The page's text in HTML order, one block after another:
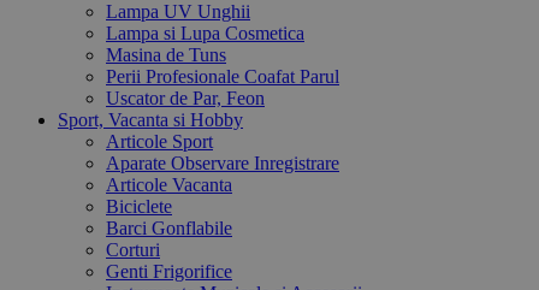
Lampa UV Unghii
Lampa si Lupa Cosmetica
Masina de Tuns
Perii Profesionale Coafat Parul
Uscator de Par, Feon
Sport, Vacanta si Hobby
Articole Sport
Aparate Observare Inregistrare
Articole Vacanta
Biciclete
Barci Gonflabile
Corturi
Genti Frigorifice